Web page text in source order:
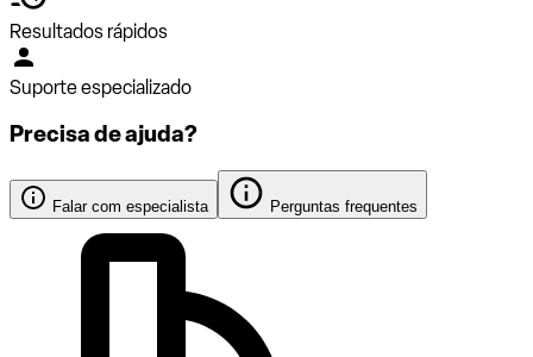
Resultados rápidos
Suporte especializado
Precisa de ajuda?
Falar com especialista Perguntas frequentes